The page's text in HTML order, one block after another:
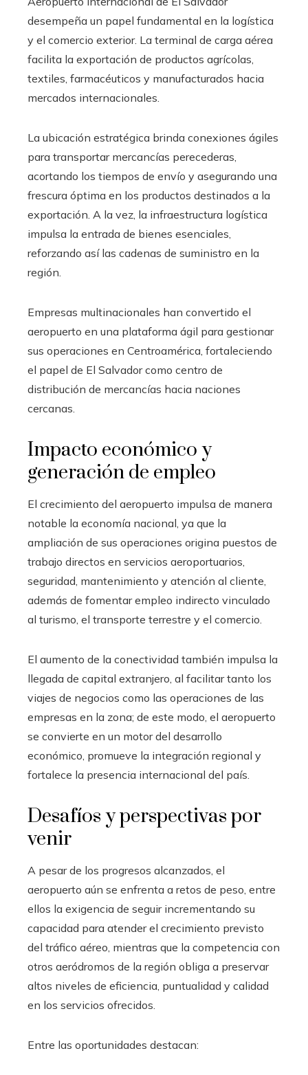
desempeña un papel fundamental en la logística
y el comercio exterior. La terminal de carga aérea
facilita la exportación de productos agrícolas,
textiles, farmacéuticos y manufacturados hacia
mercados internacionales.
La ubicación estratégica brinda conexiones ágiles
para transportar mercancías perecederas,
acortando los tiempos de envío y asegurando una
frescura óptima en los productos destinados a la
exportación. A la vez, la infraestructura logística
impulsa la entrada de bienes esenciales,
reforzando así las cadenas de suministro en la
región.
Empresas multinacionales han convertido el
aeropuerto en una plataforma ágil para gestionar
sus operaciones en Centroamérica, fortaleciendo
el papel de El Salvador como centro de
distribución de mercancías hacia naciones
cercanas.
Impacto económico y
generación de empleo
El crecimiento del aeropuerto impulsa de manera
notable la economía nacional, ya que la
ampliación de sus operaciones origina puestos de
trabajo directos en servicios aeroportuarios,
seguridad, mantenimiento y atención al cliente,
además de fomentar empleo indirecto vinculado
al turismo, el transporte terrestre y el comercio.
El aumento de la conectividad también impulsa la
llegada de capital extranjero, al facilitar tanto los
viajes de negocios como las operaciones de las
empresas en la zona; de este modo, el aeropuerto
se convierte en un motor del desarrollo
económico, promueve la integración regional y
fortalece la presencia internacional del país.
Desafíos y perspectivas por
venir
A pesar de los progresos alcanzados, el
aeropuerto aún se enfrenta a retos de peso, entre
ellos la exigencia de seguir incrementando su
capacidad para atender el crecimiento previsto
del tráfico aéreo, mientras que la competencia con
otros aeródromos de la región obliga a preservar
altos niveles de eficiencia, puntualidad y calidad
en los servicios ofrecidos.
Entre las oportunidades destacan: